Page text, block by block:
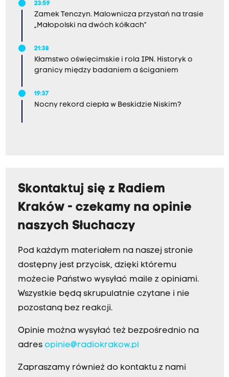
23:59
Zamek Tenczyn. Malownicza przystań na trasie
„Małopolski na dwóch kółkach”
21:38
Kłamstwo oświęcimskie i rola IPN. Historyk o
granicy między badaniem a ściganiem
19:37
Nocny rekord ciepła w Beskidzie Niskim?
Skontaktuj się z Radiem
Kraków - czekamy na opinie
naszych Słuchaczy
Pod każdym materiałem na naszej stronie
dostępny jest przycisk, dzięki któremu
możecie Państwo wysyłać maile z opiniami.
Wszystkie będą skrupulatnie czytane i nie
pozostaną bez reakcji.
Opinie można wysyłać też bezpośrednio na
adres opinie@radiokrakow.pl
Zapraszamy również do kontaktu z nami